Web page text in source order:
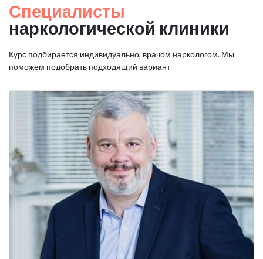
Специалисты
наркологической клиники
Курс подбирается индивидуально, врачом наркологом. Мы
поможем подобрать подходящий вариант